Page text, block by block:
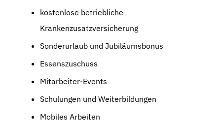
kostenlose betriebliche
Krankenzusatzversicherung
Sonderurlaub und Jubiläumsbonus
Essenszuschuss
Mitarbeiter-Events
Schulungen und Weiterbildungen
Mobiles Arbeiten